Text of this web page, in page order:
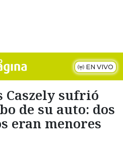
EN VIVO
Caszely sufrió
de su auto: dos
eran menores